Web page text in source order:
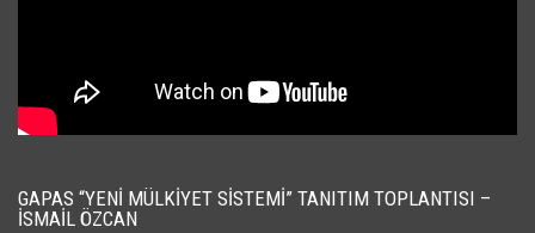
GAPAS “YENI MÜLKIYET SISTEMI” TANITIM TOPLANTISI –
İSMAIL ÖZCAN